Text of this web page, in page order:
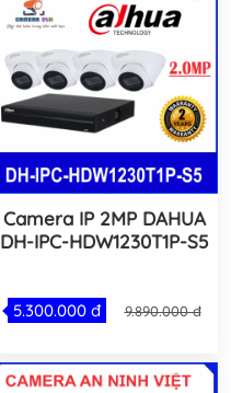
Camera IP 2MP DAHUA
DH-IPC-HDW1230T1P-S5
5.300.000 đ 9.890.000 đ